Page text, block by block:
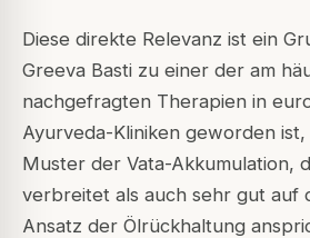
Diese direkte Relevanz ist ein
Greeva Basti zu einer der am
nachgefragten Therapien in
Ayurveda-Kliniken geworden
Muster der Vata-Akkumulation,
verbreitet als auch sehr gut auf
Ansatz der Ölrückhaltung